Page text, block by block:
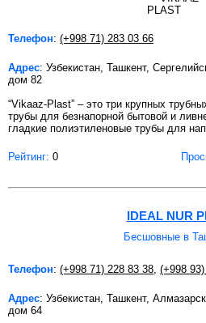
Телефон: (+998 71) 283 03 66
Адрес: Узбекистан, Ташкент,
дом 82
“Vikaaz-Plast” – это три крупных
трубы для безнапорной бытовой и
гладкие полиэтиленовые трубы для
Рейтинг: 0
IDEAL NUR
Бесшовные в
Телефон: (+998 71) 228 83 38 (+998
Адрес: Узбекистан, Ташкент,
дом 64